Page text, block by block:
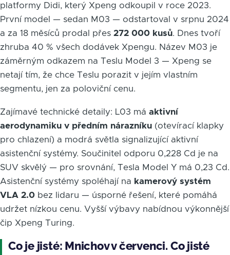
platformy Didi, který Xpeng odkoupil v roce 2023.
První model — sedan M03 — odstartoval v srpnu 2024
a za 18 měsíců prodal přes 272 000 kusů. Dnes tvoří
zhruba 40 % všech dodávek Xpengu. Název M03 je
záměrným odkazem na Teslu Model 3 — Xpeng se
netají tím, že chce Teslu porazit v jejím vlastním
segmentu, jen za poloviční cenu.
Zajímavé technické detaily: L03 má aktivní
aerodynamiku v předním nárazníku (otevírací klapky
pro chlazení) a modrá světla signalizující aktivní
asistenční systémy. Součinitel odporu 0,228 Cd je na
SUV skvělý — pro srovnání, Tesla Model Y má 0,23 Cd.
Asistenční systémy spoléhají na kamerový systém
VLA 2.0 bez lidaru — úsporné řešení, které pomáhá
udržet nízkou cenu. Vyšší výbavy nabídnou výkonnější
čip Xpeng Turing.
Co je jisté: Mnichov v červenci. Co jisté